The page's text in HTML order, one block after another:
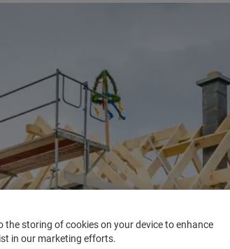
the storing of cookies on your device to enhance
in our marketing efforts.